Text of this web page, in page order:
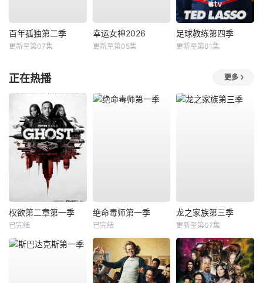
百年孤独第二季
更新至第07集
幸运女神2026
更新至第05集
足球教练第四季
更新至第01集
正在热播 更多
权欲第二章第一季
已完结
绝命毒师第一季
已完结
龙之家族第三季
更新至第07集